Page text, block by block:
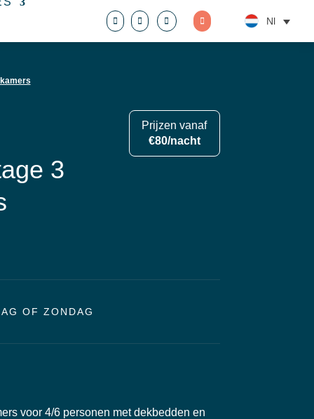
Nl
3
OF ZONDAG
voor 4/6 personen met dekbedden en
Prijzen vanaf
€80/nacht